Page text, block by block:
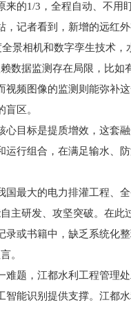
来的1/3，全程自动、不用
，记者看到，新增的远红
景相机和数字孪生技术，
数据监测存在局限，比
视频图像的监测则能弥补
盲区。
心目标是提质增效，这套
运行组合，在满足输水、
国最大的电力排灌工程、
主研发、攻坚突破。在
录或书籍中，缺乏系统化
。
难题，江都水利工程管理
智能识别提供支撑。江都